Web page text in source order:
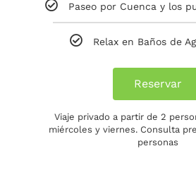
Paseo por Cuenca y los
Relax en Baños de
Reservar
Viaje privado a partir de 2
miércoles y viernes. Consulta
personas